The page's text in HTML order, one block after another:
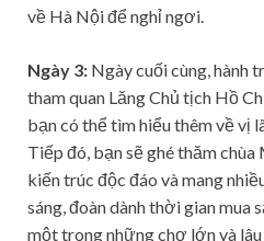
về Hà Nội để nghỉ ngơi.
Ngày 3: Ngày cuối cùng, hành
tham quan Lăng Chủ tịch Hồ
bạn có thể tìm hiểu thêm về vị
Tiếp đó, bạn sẽ ghé thăm
kiến trúc độc đáo và mang
sáng, đoàn dành thời gian mua
một trong những chợ lớn và